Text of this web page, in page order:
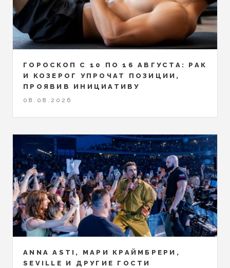
ГОРОСКОП С 10 ПО 16 АВГУСТА: РАК
И КОЗЕРОГ УПРОЧАТ ПОЗИЦИИ,
ПРОЯВИВ ИНИЦИАТИВУ
08.08.2026
ANNA ASTI, МАРИ КРАЙМБРЕРИ,
SEVILLE И ДРУГИЕ ГОСТИ